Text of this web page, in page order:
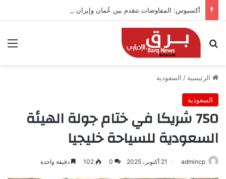
أكسيوس: المفاوضات تتقدم بين عُمان وإيران بشأن هرمز
بحث عن
الرئيسية / السعودية
السعودية
750 شريكا في ختام جولة الهيئة
السعودية للسياحة خليجيا
admincp 21 أكتوبر، 2025 0
102 دقيقة واحدة